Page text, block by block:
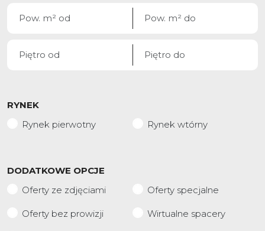
RYNEK
Rynek pierwotny
Rynek wtórny
DODATKOWE OPCJE
Oferty ze zdjęciami
Oferty specjalne
Oferty bez prowizji Wirtualne spacery